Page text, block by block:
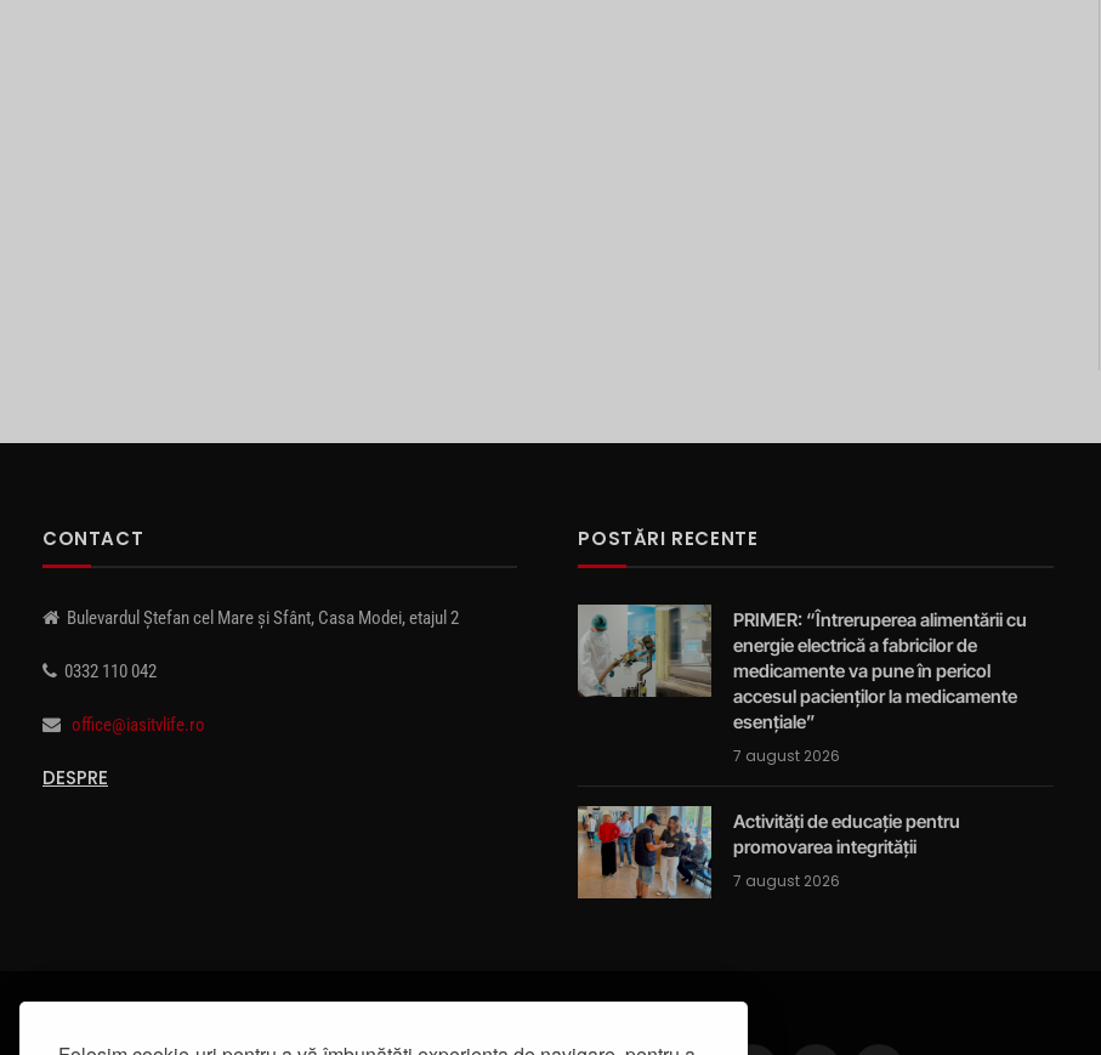
CONTACT
Bulevardul Ștefan cel Mare și Sfânt, Casa Modei, etajul 2
0332 110 042
office@iasitvlife.ro
DESPRE
POSTĂRI RECENTE
PRIMER: “Întreruperea alimentării cu
energie electrică a fabricilor de
medicamente va pune în pericol
accesul pacienților la medicamente
esențiale”
7 august 2026
Activități de educație pentru
promovarea integrității
7 august 2026